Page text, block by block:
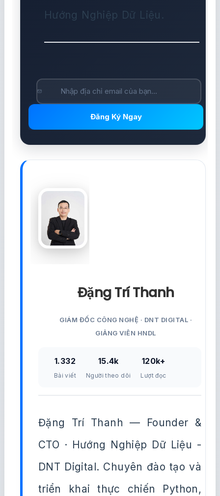
Hướng Nghiệp Dữ Liệu.
Đăng Ký Ngay
Đặng Trí Thanh
GIÁM ĐỐC CÔNG NGHỆ · DNT DIGITAL ·
GIẢNG VIÊN HNDL
1.332
Bài viết
15.4k
Người theo dõi
120k+
Lượt đọc
Đặng Trí Thanh — Founder &
CTO · Hướng Nghiệp Dữ Liệu -
DNT Digital. Chuyên đào tạo và
triển khai thực chiến Python,